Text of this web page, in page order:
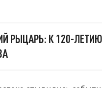
РЫЦАРЬ: К 120-ЛЕТИЮ